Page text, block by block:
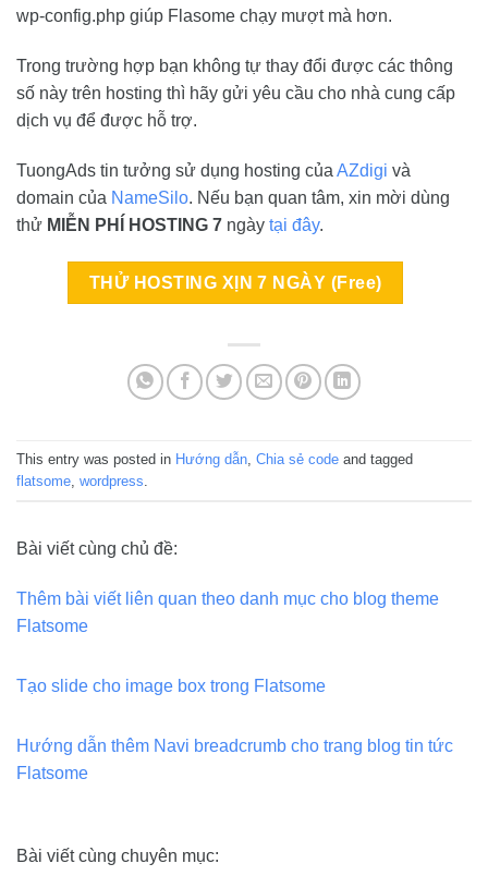
wp-config.php giúp Flasome chạy mượt mà hơn.
Trong trường hợp bạn không tự thay đổi được các thông
số này trên hosting thì hãy gửi yêu cầu cho nhà cung cấp
dịch vụ để được hỗ trợ.
TuongAds tin tưởng sử dụng hosting của AZdigi và
domain của NameSilo. Nếu bạn quan tâm, xin mời dùng
thử MIỄN PHÍ HOSTING 7 ngày tại đây.
THỬ HOSTING XỊN 7 NGÀY (Free)
This entry was posted in Hướng dẫn Chia sẻ code and tagged
flatsome wordpress
Bài viết cùng chủ đề:
Thêm bài viết liên quan theo danh mục cho blog theme
Flatsome
Tạo slide cho image box trong Flatsome
Hướng dẫn thêm Navi breadcrumb cho trang blog tin tức
Flatsome
Bài viết cùng chuyên mục: